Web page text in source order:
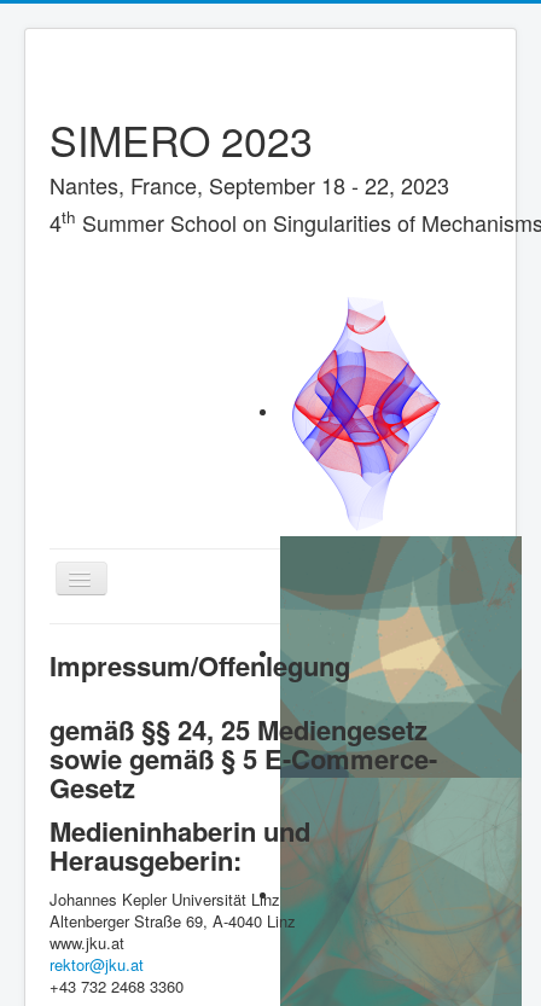
SIMERO 2023
Nantes, France, September 18 - 22, 2023
4th Summer School on Singularities of
Topics
Lecturers
Organizers
Registration
Venue
Accomodation
Schedule
Readings
Impressum/Offenlegung
gemäß §§ 24, 25 Mediengesetz
sowie gemäß § 5 E-Commerce-
Gesetz
Medieninhaberin und
Herausgeberin:
Johannes Kepler Universität Linz
Altenberger Straße 69, A-4040 Linz
www.jku.at
rektor@jku.at
+43 732 2468 3360